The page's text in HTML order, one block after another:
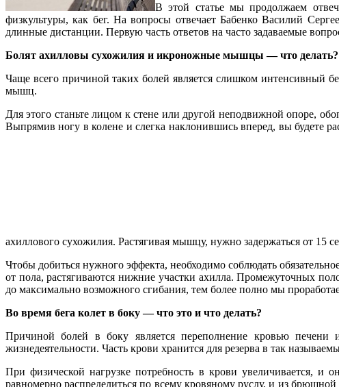
В этой статье мы продолжаем
физкультуры, как бег. На вопросы отвечает Бабенко Василий
длинные дистанции. Первую часть ответов на часто задаваемые
Болят ахилловы сухожилия и икроножные мышцы — что делать?
Чаще всего причиной таких болей является слишком интенсивный
мышц.
Для этого станьте лицом к стене или другой неподвижной опоре,
Выпрямив ногу в колене и слегка наклонившись вперед, вы будете
ахиллового сухожилия. Растягивая мышцу, нужно задержаться от 15
Чтобы добиться нужного эффекта, необходимо соблюдать
от пола, растягиваются нижние участки ахилла. Промежуточных
до максимально возможного сгибания, тем более полно мы
Во время бега колет в боку — что это и что делать?
Причиной болей в боку является переполнение кровью
жизнедеятельности. Часть крови хранится для резерва в так
При физической нагрузке потребность в крови увеличивается,
равномерно распределиться по всему кровяному руслу, и из